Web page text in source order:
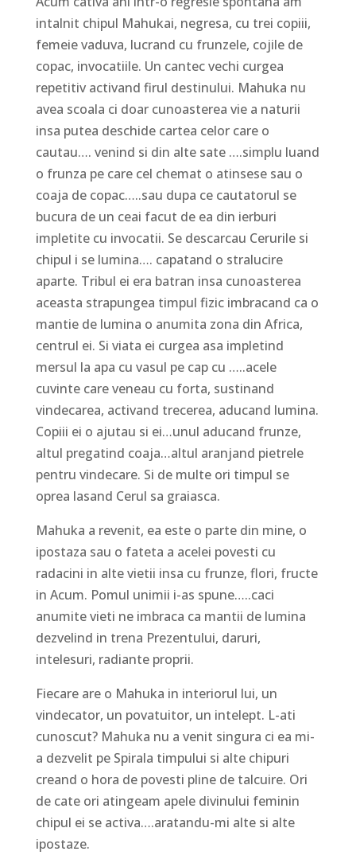
intalnit chipul Mahukai, negresa, cu trei copiii,
femeie vaduva, lucrand cu frunzele, cojile de
copac, invocatiile. Un cantec vechi curgea
repetitiv activand firul destinului. Mahuka nu
avea scoala ci doar cunoasterea vie a naturii
insa putea deschide cartea celor care o
cautau…. venind si din alte sate ….simplu luand
o frunza pe care cel chemat o atinsese sau o
coaja de copac…..sau dupa ce cautatorul se
bucura de un ceai facut de ea din ierburi
impletite cu invocatii. Se descarcau Cerurile si
chipul i se lumina…. capatand o stralucire
aparte. Tribul ei era batran insa cunoasterea
aceasta strapungea timpul fizic imbracand ca o
mantie de lumina o anumita zona din Africa,
centrul ei. Si viata ei curgea asa impletind
mersul la apa cu vasul pe cap cu …..acele
cuvinte care veneau cu forta, sustinand
vindecarea, activand trecerea, aducand lumina.
Copiii ei o ajutau si ei…unul aducand frunze,
altul pregatind coaja…altul aranjand pietrele
pentru vindecare. Si de multe ori timpul se
oprea lasand Cerul sa graiasca.
Mahuka a revenit, ea este o parte din mine, o
ipostaza sau o fateta a acelei povesti cu
radacini in alte vietii insa cu frunze, flori, fructe
in Acum. Pomul unimii i-as spune…..caci
anumite vieti ne imbraca ca mantii de lumina
dezvelind in trena Prezentului, daruri,
intelesuri, radiante proprii.
Fiecare are o Mahuka in interiorul lui, un
vindecator, un povatuitor, un intelept. L-ati
cunoscut? Mahuka nu a venit singura ci ea mi-
a dezvelit pe Spirala timpului si alte chipuri
creand o hora de povesti pline de talcuire. Ori
de cate ori atingeam apele divinului feminin
chipul ei se activa….aratandu-mi alte si alte
ipostaze.